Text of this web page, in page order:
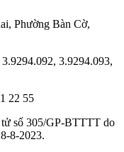
Phường Bàn Cờ,
3.9294.093,
22 55
số 305/GP-BTTTT do
8-2023.